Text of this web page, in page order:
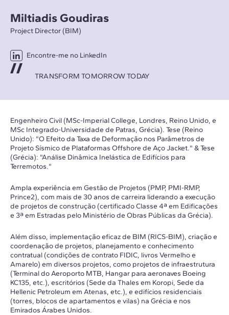
Miltiadis Goudiras
Project Director (BIM)
Encontre-me no LinkedIn
TRANSFORM TOMORROW TODAY
Engenheiro Civil (MSc-Imperial College, Londres, Reino Unido, e
MSc Integrado-Universidade de Patras, Grécia). Tese (Reino
Unido): "O Efeito da Taxa de Deformação nos Parâmetros de
Projeto Sísmico de Plataformas Offshore de Aço Jacket." & Tese
(Grécia): "Análise Dinâmica Inelástica de Edifícios para
Terremotos."
Ampla experiência em Gestão de Projetos (PMP, PMI-RMP,
Prince2), com mais de 30 anos de carreira liderando a execução
de projetos de construção (certificado Classe 4ª em Edificações
e 3ª em Estradas pelo Ministério de Obras Públicas da Grécia).
Além disso, implementação eficaz de BIM (RICS-BIM), criação e
coordenação de projetos, planejamento e conhecimento
contratual (condições de contrato FIDIC, livros Vermelho e
Amarelo) em diversos projetos, como projetos de infraestrutura
(Terminal do Aeroporto MTB, Hangar para aeronaves Boeing
KC135, etc.), escritórios (Sede da Thales em Koropi, Sede da
Hellenic Petroleum em Atenas, etc.), e edifícios residenciais
(torres, blocos de apartamentos e vilas) na Grécia e nos
Emirados Árabes Unidos.